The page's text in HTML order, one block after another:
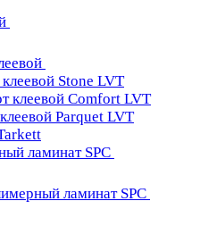
Stone LVT
клеевой Comfort LVT
Parquet LVT
ламинат SPC
ламинат SPC